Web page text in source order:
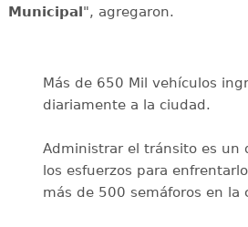
Municipal", agregaron.
Más de 650 Mil vehículos
diariamente a la ciudad.
Administrar el tránsito es un
los esfuerzos para
más de 500 semáforos en la